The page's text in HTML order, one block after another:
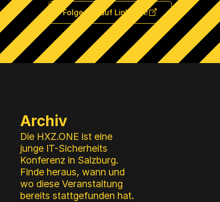
Folge uns auf LinkedIn!
Menü
Archiv
Die HXZ.ONE ist eine
junge IT-Sicherheits
Konferenz in Salzburg.
Finde heraus, wann und
wo diese Veranstaltung
bereits stattgefunden hat.